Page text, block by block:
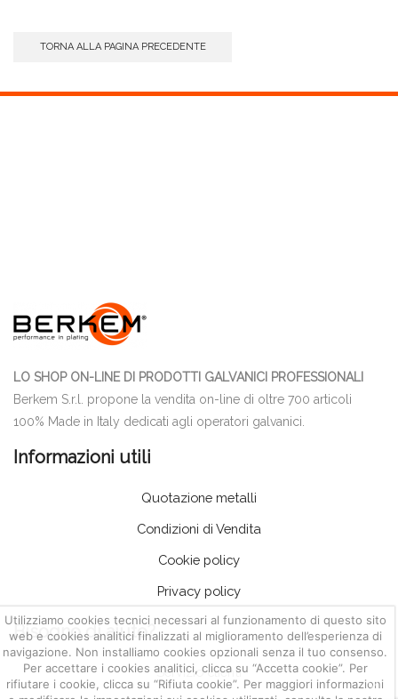
Utilizziamo cookies tecnici necessari al funzionamento di questo sito
web e cookies analitici finalizzati al miglioramento dell’esperienza di
navigazione. Non installiamo cookies opzionali senza il tuo consenso.
Per accettare i cookies analitici, clicca su “Accetta cookie”. Per
rifiutare i cookie, clicca su “Rifiuta cookie”. Per maggiori informazioni
TORNA ALLA PAGINA PRECEDENTE
LO SHOP ON-LINE DI PRODOTTI GALVANICI PROFESSIONALI
Berkem S.r.l. propone la vendita on-line di oltre 700 articoli
100% Made in Italy dedicati agli operatori galvanici.
Informazioni utili
Quotazione metalli
Condizioni di Vendita
Cookie policy
Privacy policy
Bisogno di aiuto?
Servizio clienti